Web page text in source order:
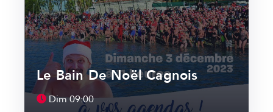
Le Bain De Noël Cagnois
Dim09:00